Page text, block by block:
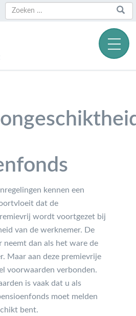
Zoeken
Zoeken
naar:
kennen een
dat de
wordt voortgezet bij
van de werknemer. De
neemt dan als het ware de
Maar aan deze premievrije
voorwaarden verbonden.
is vaak dat u als
moet melden
bent.